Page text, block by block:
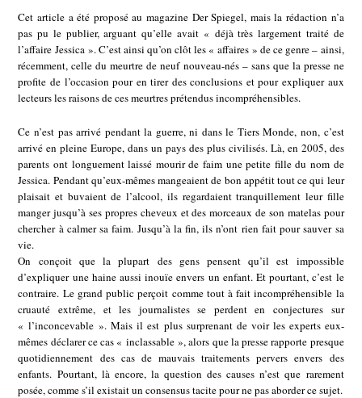
Cet article a été proposé au magazine Der Spiegel, mais la rédaction n’a
pas pu le publier, arguant qu’elle avait « déjà très largement traité de
l’affaire Jessica ». C’est ainsi qu’on clôt les « affaires » de ce genre – ainsi,
récemment, celle du meurtre de neuf nouveau-nés – sans que la presse ne
profite de l’occasion pour en tirer des conclusions et pour expliquer aux
lecteurs les raisons de ces meurtres prétendus incompréhensibles.
Ce n’est pas arrivé pendant la guerre, ni dans le Tiers Monde, non, c’est
arrivé en pleine Europe, dans un pays des plus civilisés. Là, en 2005, des
parents ont longuement laissé mourir de faim une petite fille du nom de
Jessica. Pendant qu’eux-mêmes mangeaient de bon appétit tout ce qui leur
plaisait et buvaient de l’alcool, ils regardaient tranquillement leur fille
manger jusqu’à ses propres cheveux et des morceaux de son matelas pour
chercher à calmer sa faim. Jusqu’à la fin, ils n’ont rien fait pour sauver sa
vie.
On conçoit que la plupart des gens pensent qu’il est impossible
d’expliquer une haine aussi inouïe envers un enfant. Et pourtant, c’est le
contraire. Le grand public perçoit comme tout à fait incompréhensible la
cruauté extrême, et les journalistes se perdent en conjectures sur
« l’inconcevable ». Mais il est plus surprenant de voir les experts eux-
mêmes déclarer ce cas « inclassable », alors que la presse rapporte presque
quotidiennement des cas de mauvais traitements pervers envers des
enfants. Pourtant, là encore, la question des causes n’est que rarement
posée, comme s’il existait un consensus tacite pour ne pas aborder ce sujet.